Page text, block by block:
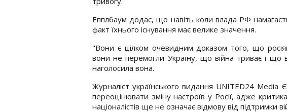
Епплбаум додає, що навіть коли влада РФ
факт їхнього існування має велике значення.
"Вони є цілком очевидним доказом того, що
вони не перемогли Україну, що війна триває і що
наголосила вона.
Журналіст українського видання UNITED24 Media
переоцінювати зміну настроїв у Росії, адже
націоналістів ще не означає відмову від підтримки